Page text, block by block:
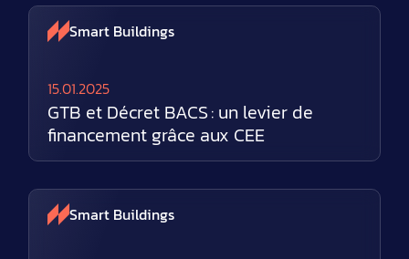
Smart Buildings
15.01.2025
GTB et Décret BACS : un levier de
financement grâce aux CEE
Smart Buildings